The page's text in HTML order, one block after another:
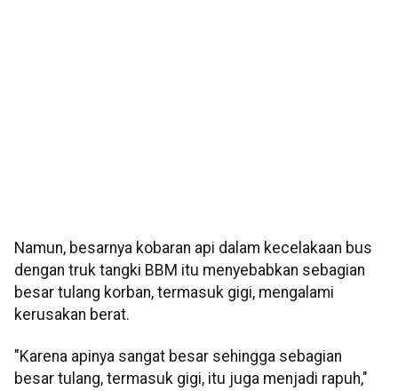
Namun, besarnya kobaran api dalam kecelakaan bus
dengan truk tangki BBM itu menyebabkan sebagian
besar tulang korban, termasuk gigi, mengalami
kerusakan berat.
"Karena apinya sangat besar sehingga sebagian
besar tulang, termasuk gigi, itu juga menjadi rapuh,"